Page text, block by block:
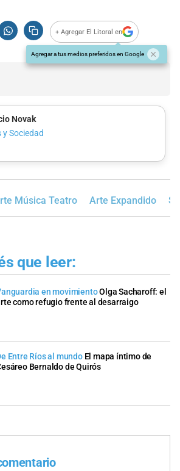
+ Agregar El Litoral en
Agregar a tus medios preferidos en Google
Novak
y Sociedad
Música Teatro Arte Expandido
que leer:
en movimientoOlga Sacharoff: el
como refugio frente al desarraigo
Entre Ríos al mundo El mapa íntimo de
Bernaldo de Quirós